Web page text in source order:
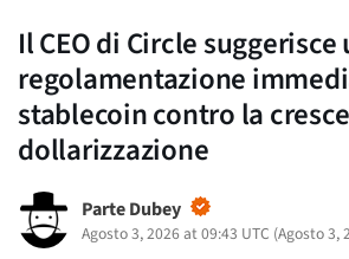
Il CEO di Circle suggerisce
regolamentazione
stablecoin contro la
dollarizzazione
Parte Dubey
Agosto 3, 2026 at 09:43 UTC (Agosto 3,